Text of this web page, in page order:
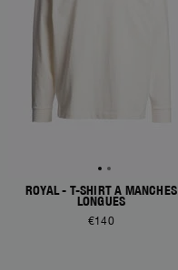
ROYAL - T-SHIRT À MANCHES
LONGUES
€140